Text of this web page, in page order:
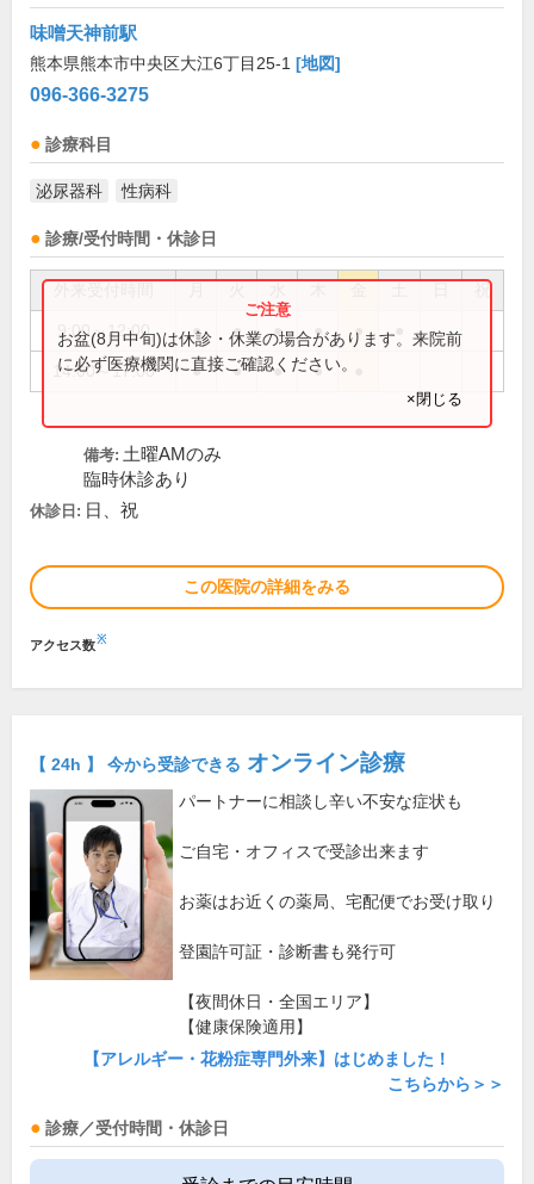
味噌天神前駅
熊本県熊本市中央区大江6丁目25-1 [地図]
096-366-3275
診療科目
泌尿器科 性病科
診療/受付時間・休診日
祝
9:00～12:00 ● ● ● ● ●
14:00～17:00 ● ● ● ●
お盆(8月中旬)は休診・休業の場合があります。来院前
に必ず医療機関に直接ご確認ください。
×閉じる
備考: 土曜AMのみ
臨時休診あり
休診日: 日、祝
この医院の詳細をみる
アクセス数※
【 24h 】 今から受診できる オンライン診療
パートナーに相談し辛い不安な症状も
ご自宅・オフィスで受診出来ます
お薬はお近くの薬局、宅配便でお受け取り
登園許可証・診断書も発行可
【夜間休日・全国エリア】
【健康保険適用】
【アレルギー・花粉症専門外来】はじめました！
こちらから＞＞
診療／受付時間・休診日